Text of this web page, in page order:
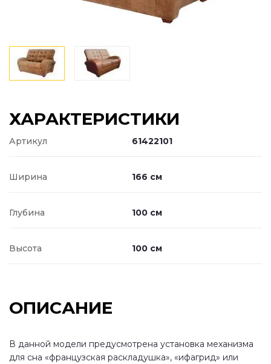
ХАРАКТЕРИСТИКИ
Артикул 61422101
Ширина 166 см
Глубина 100 см
Высота 100 см
ОПИСАНИЕ
В данной модели предусмотрена установка механизма
для сна «французская раскладушка», «ифагрид» или